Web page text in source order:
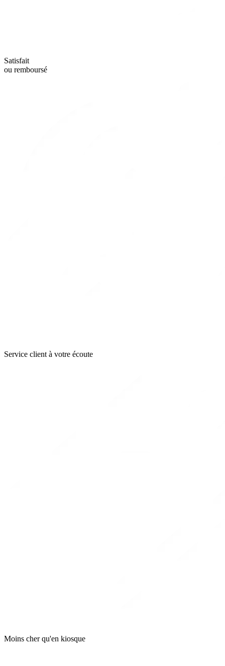
Satisfait
ou remboursé
Service client à votre écoute
Moins cher qu'en kiosque